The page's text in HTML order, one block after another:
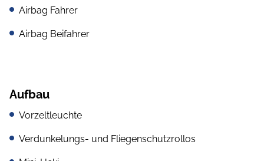
Airbag Fahrer
Airbag Beifahrer
Aufbau
Vorzeltleuchte
Verdunkelungs- und Fliegenschutzrollos